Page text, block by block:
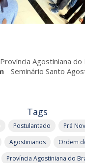
Província Agostiniana do
Seminário Santo
Tags
Postulantado
Pré
Agostinianos
Ordem
Província Agostiniana do